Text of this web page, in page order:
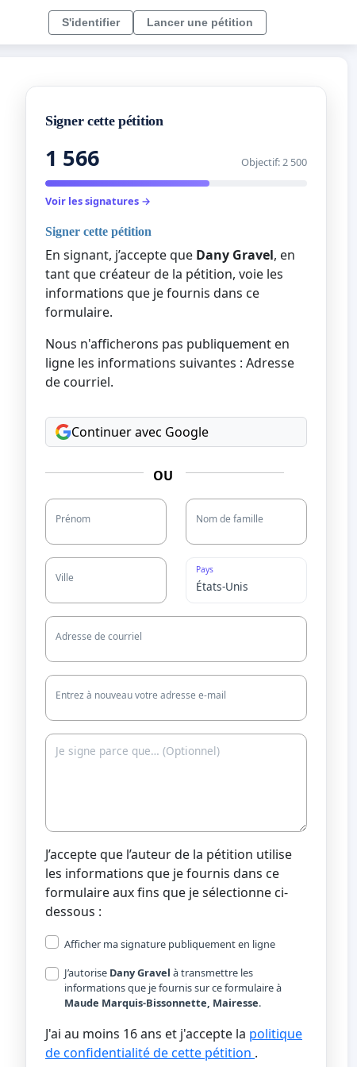
S'identifier Lancer une pétition
Signer cette pétition
1 566 Objectif: 2 500
Voir les signatures →
Signer cette pétition
En signant, j’accepte que Dany Gravel, en
tant que créateur de la pétition, voie les
informations que je fournis dans ce
formulaire.
Nous n'afficherons pas publiquement en
ligne les informations suivantes : Adresse
de courriel.
Continuer avec Google
OU
Prénom Nom de famille
Ville
Pays
Adresse de courriel
Entrez à nouveau votre adresse e-mail
J’accepte que l’auteur de la pétition utilise
les informations que je fournis dans ce
formulaire aux fins que je sélectionne ci-
dessous :
Afficher ma signature publiquement en ligne
J’autorise Dany Gravel à transmettre les
informations que je fournis sur ce formulaire à
Maude Marquis-Bissonnette, Mairesse.
J'ai au moins 16 ans et j'accepte la politique
de confidentialité de cette pétition .